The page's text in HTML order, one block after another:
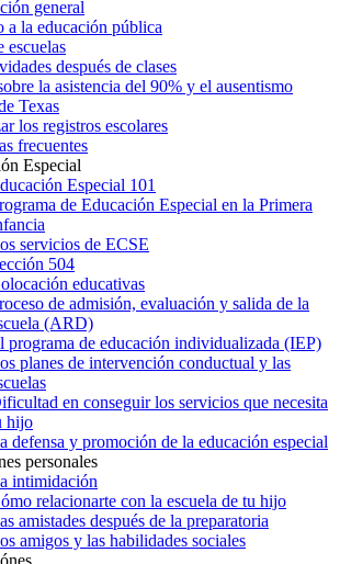
general
a la educación pública
escuelas
después de clases
la asistencia del 90% y el ausentismo
Texas
los registros escolares
frecuentes
Especial
Especial 101
de Educación Especial en la Primera
servicios de ECSE
504
educativas
de admisión, evaluación y salida de la
(ARD)
programa de educación individualizada (IEP)
planes de intervención conductual y las
en conseguir los servicios que necesita
hijo
defensa y promoción de la educación especial
personales
intimidación
relacionarte con la escuela de tu hijo
amistades después de la preparatoria
amigos y las habilidades sociales